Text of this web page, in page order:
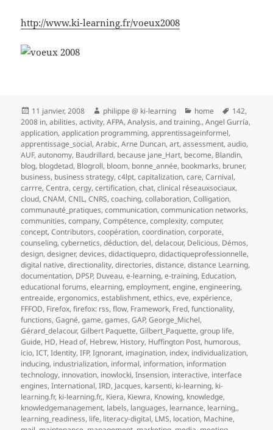
http://www.ki-learning.fr/voeux2008
Publié
le
11 janvier, 2008 Auteur
philippe @ ki-learning Catégories
home
Mots-
clés
142,
2008 in,abilities,activity,AFPA,Analysis,and training.,Angel Gurría,
application,application programming,apprentissageinformel,
apprentissage_social,Arabic,Arne Duncan,art,assessment,audio,
AUF,autonomy, Baudrillard, because jane_Hart, become, Blandin,
blog, blogdetad, Blogroll, bloom, bonne_année, bookmarks, bruner,
business, business strategy,c4lpt,capitalization,care,Carnival,
carrre,Centra,cergy,certification,chat,clinical réseauxsociaux,
cloud,CNAM,CNIL,CNRS,coaching,collaboration,Colligation,
communauté_pratiques,communication,communication networks,
communities,company,Compétence,complexity,computer,
concept,Contributors,coopération,coordination,corporate,
counseling,cybernetics,déduction,del,delacour, Delicious, Démos,
design,designer,devices,didactiquepro,didactiqueprofessionnelle,
digital native,directionality,directories,distance,distance Learning,
documentation, DPSP, Duveau,e-learning,e-training, Education,
educational forums,elearning,employment,engine,engineering,
entreaide,ergonomics,establishment,ethics,eve,expérience,
FFFOD, Firefox,firefox: rss,flow, Framework, Fred,functionality,
functions,Gagné,game,games,GAP,George_Michel,
Gérard_delacour,Gilbert Paquette,Gilbert_Paquette,group life,
Guide, HD, Head of, Hebrew, History, Huffington Post, humorous,
icio,ICT,Identity,IFP,Ignorant, imagination, index, individualization,
inducing, industrialization, informal, information, information
technology, innovation, inowlocki,Insension, interactive, interface
engines,International,IRD, Jacques, karsenti, ki-learning, ki-
learning.fr, ki-learning.fr,, Kiera, Kiewra, Knowing, knowledge,
knowledgemanagement, labels, languages, learnance, learning,,
learning_readiness, life, literacy-digital, LMS, location, Machine,